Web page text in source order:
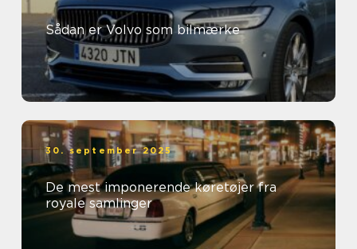
Sådan er Volvo som bilmærke
30. september 2025
De mest imponerende køretøjer fra
royale samlinger